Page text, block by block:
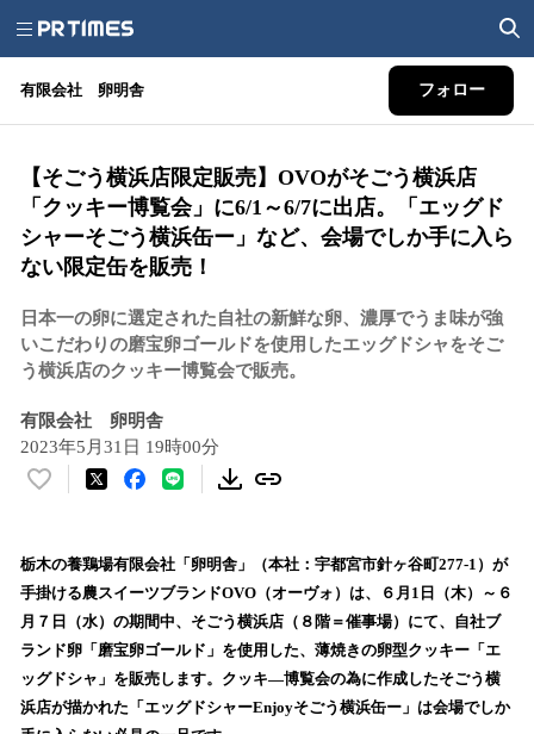
有限会社 卵明舎 フォロー
【そごう横浜店限定販売】OVOがそごう横浜店
「クッキー博覧会」に6/1～6/7に出店。「エッグド
シャーそごう横浜缶ー」など、会場でしか手に入ら
ない限定缶を販売！
日本一の卵に選定された自社の新鮮な卵、濃厚でうま味が強
いこだわりの磨宝卵ゴールドを使用したエッグドシャをそご
う横浜店のクッキー博覧会で販売。
有限会社 卵明舎
2023年5月31日 19時00分
い
！
数
を
読
込
み
栃木の養鶏場有限会社「卵明舎」（本社：宇都宮市針ヶ谷町277-1）が
手掛ける農スイーツブランドOVO（オーヴォ）は、６月1日（木）～６
月７日（水）の期間中、そごう横浜店（８階＝催事場）にて、自社ブ
ランド卵「磨宝卵ゴールド」を使用した、薄焼きの卵型クッキー「エ
ッグドシャ」を販売します。クッキ―博覧会の為に作成したそごう横
浜店が描かれた「エッグドシャーEnjoyそごう横浜缶ー」は会場でしか